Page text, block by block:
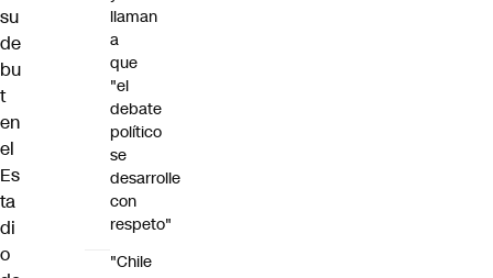
su
de
bu
t
en
el
Es
ta
di
o
llaman
a
que
"el
debate
político
se
desarrolle
con
respeto"
"Chile